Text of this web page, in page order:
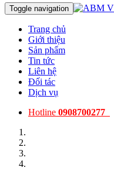
Toggle navigation
Trang chủ
Giới thiệu
Sản phẩm
Tin tức
Liên hệ
Đối tác
Dịch vụ
Hotline 0908700277